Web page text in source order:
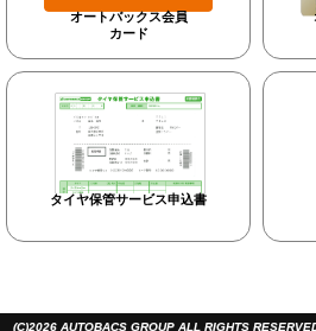
オートバックス会員
カード
タイヤ保管サービス申込書
(C)2026 AUTOBACS GROUP ALL RIGHTS